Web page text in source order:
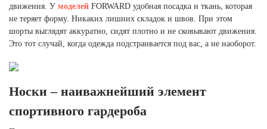
движения. У моделей FORWARD удобная посадка и ткань, которая
не теряет форму. Никаких лишних складок и швов. При этом
шорты выглядят аккуратно, сидят плотно и не сковывают движения.
Это тот случай, когда одежда подстраивается под вас, а не наоборот.
Носки – наиважнейший элемент
спортивного гардероба